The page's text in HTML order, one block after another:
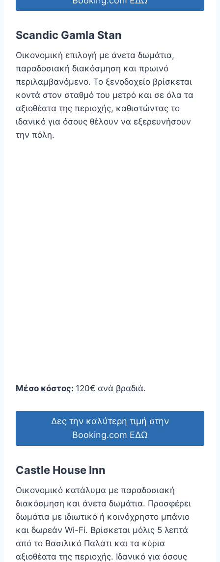
Scandic Gamla Stan
Οικονομική επιλογή με άνετα δωμάτια,
παραδοσιακή διακόσμηση και πρωινό
περιλαμβανόμενο. Το ξενοδοχείο βρίσκεται
κοντά στον σταθμό του μετρό και σε όλα τα
αξιοθέατα της περιοχής, καθιστώντας το
ιδανικό για όσους θέλουν να εξερευνήσουν
την πόλη.
Μέσο κόστος: 120€ ανά βραδιά.
Δες την καλύτερη τιμή στην
Booking.com ΕΔΩ
Castle House Inn
Οικονομικό κατάλυμα με παραδοσιακή
διακόσμηση και άνετα δωμάτια. Προσφέρει
δωμάτια με ιδιωτικό ή κοινόχρηστο μπάνιο
και δωρεάν Wi-Fi. Βρίσκεται μόλις 5 λεπτά
από το Βασιλικό Παλάτι και τα κύρια
αξιοθέατα της περιοχής. Ιδανικό για όσους